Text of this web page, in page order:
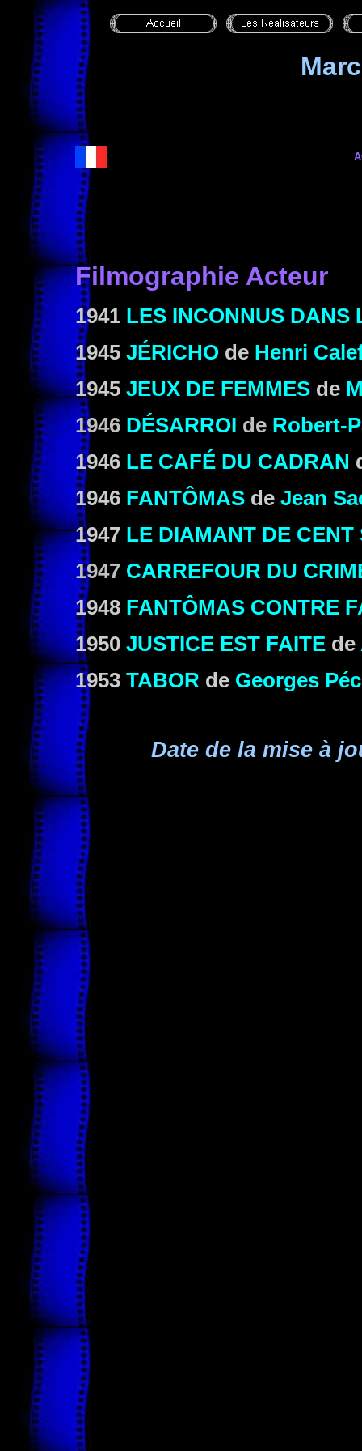
Filmographie Acteur
1941 LES INCONNUS DANS
1945 JÉRICHO de Henri
1945 JEUX DE FEMMES de
1946 DÉSARROI de Robert-
1946 LE CAFÉ DU CADRAN
1946 FANTÔMAS de Jean
1947 LE DIAMANT DE CENT
1947 CARREFOUR DU
1948 FANTÔMAS CONTRE
1950 JUSTICE EST FAITE de
1953 TABOR de Georges
Date de la mise à